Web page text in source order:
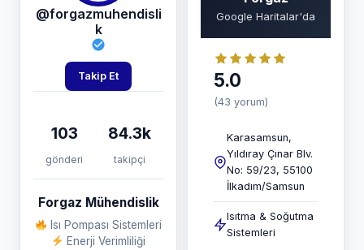
@forgazmuhendisli
k
Takip Et
103
gönderi
84.3k
takipçi
Forgaz Mühendislik
Isı Pompası Sistemleri
Enerji Verimliliği
Google Haritalar'da
5.0
(43 yorum)
Karasamsun,
Yıldıray Çınar Blv.
No: 59/23, 55100
İlkadım/Samsun
Isıtma & Soğutma
Sistemleri